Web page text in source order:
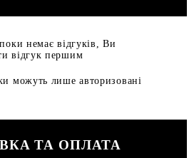
немає відгуків, Ви
відгук першим
можуть лише авторизовані
ТА ОПЛАТА